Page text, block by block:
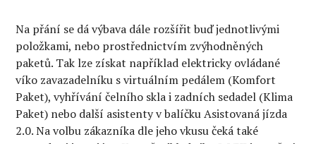
Na přání se dá výbava dále rozšířit buď jednotlivými
položkami, nebo prostřednictvím zvýhodněných
paketů. Tak lze získat například elektricky ovládané
víko zavazadelníku s virtuálním pedálem (Komfort
Paket), vyhřívání čelního skla i zadních sedadel (Klima
Paket) nebo další asistenty v balíčku Asistovaná jízda
2.0. Na volbu zákazníka dle jeho vkusu čeká také